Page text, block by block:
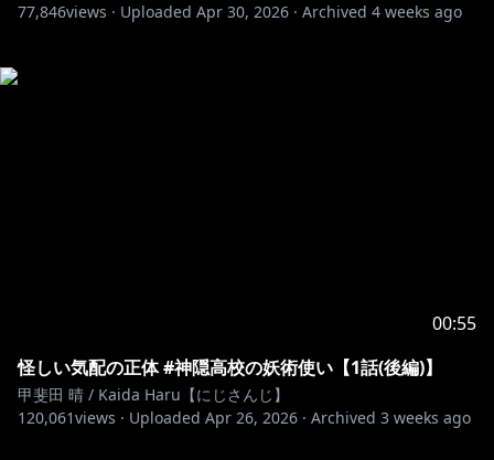
77,846views · Uploaded Apr 30, 2026 · Archived 4 weeks ago
00:55
怪しい気配の正体 #神隠高校の妖術使い【1話(後編)】
甲斐田 晴 / Kaida Haru【にじさんじ】
120,061views · Uploaded Apr 26, 2026 · Archived 3 weeks ago